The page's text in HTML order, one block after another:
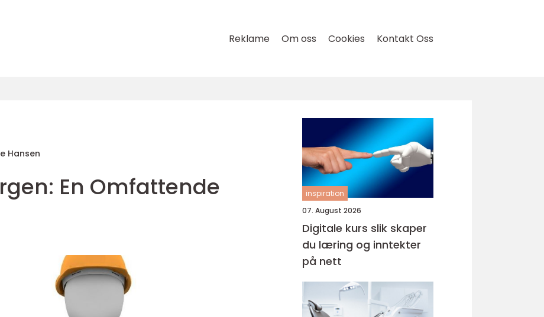
Reklame Om oss Cookies Kontakt Oss
Hansen
En Omfattende
inspiration
07. August 2026
Digitale kurs slik skaper
du læring og inntekter
på nett